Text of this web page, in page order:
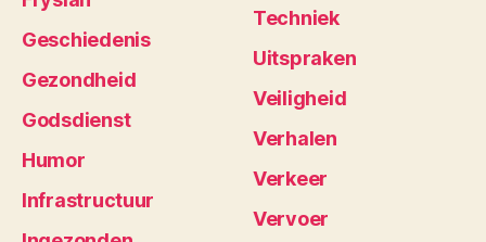
Geschiedenis
Gezondheid
Godsdienst
Humor
Infrastructuur
Techniek
Uitspraken
Veiligheid
Verhalen
Verkeer
Vervoer